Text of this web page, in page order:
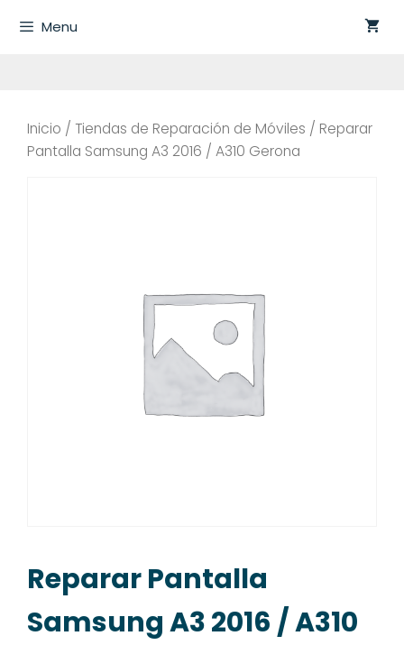
Menu
Inicio / Tiendas de Reparación de Móviles / Reparar
Pantalla Samsung A3 2016 / A310 Gerona
Reparar Pantalla
Samsung A3 2016 / A310